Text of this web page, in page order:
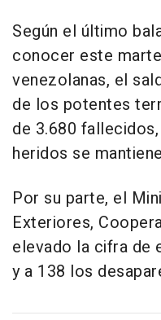
Según el último
conocer este
venezolanas, el
de los potentes
de 3.680
heridos se
Por su parte, el
Exteriores,
elevado la cifra de
y a 138 los